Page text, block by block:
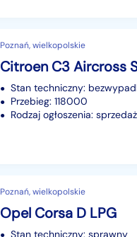
Poznań, wielkopolskie
Citroen C3 Aircross
Stan techniczny:
Przebieg: 118000
Rodzaj ogłoszenia: sprzedaż
Poznań, wielkopolskie
Opel Corsa D LPG
Stan techniczny: sprawny